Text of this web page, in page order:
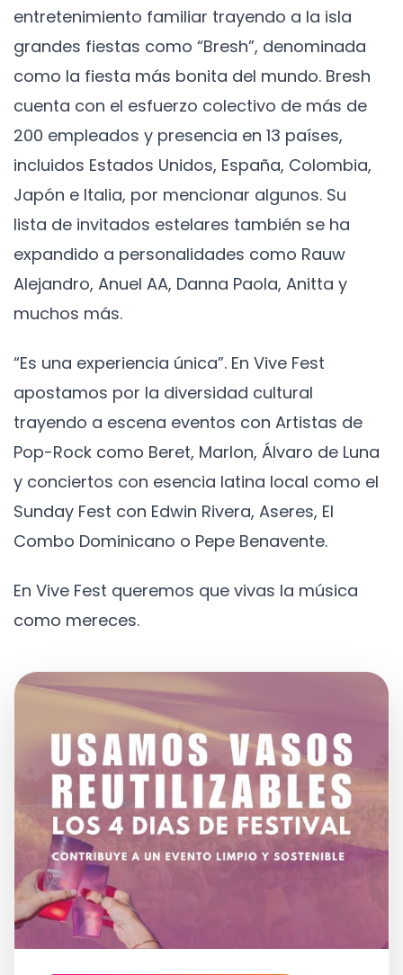
entretenimiento familiar trayendo a la isla
grandes fiestas como “Bresh”, denominada
como la fiesta más bonita del mundo. Bresh
cuenta con el esfuerzo colectivo de más de
200 empleados y presencia en 13 países,
incluidos Estados Unidos, España, Colombia,
Japón e Italia, por mencionar algunos. Su
lista de invitados estelares también se ha
expandido a personalidades como Rauw
Alejandro, Anuel AA, Danna Paola, Anitta y
muchos más.
“Es una experiencia única”. En Vive Fest
apostamos por la diversidad cultural
trayendo a escena eventos con Artistas de
Pop-Rock como Beret, Marlon, Álvaro de Luna
y conciertos con esencia latina local como el
Sunday Fest con Edwin Rivera, Aseres, El
Combo Dominicano o Pepe Benavente.
En Vive Fest queremos que vivas la música
como mereces.